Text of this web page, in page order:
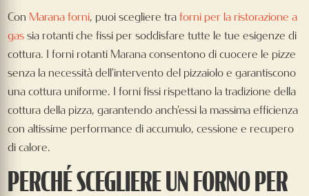
Con Marana forni, puoi scegliere traforni per la ristorazione a
gassia rotanti che fissi per soddisfare tutte le tue esigenze di
cottura. I forni rotanti Marana consentono di cuocere le pizze
senza la necessità dell'intervento del pizzaiolo e garantiscono
una cottura uniforme. I forni fissi rispettano la tradizione della
cottura della pizza, garantendo anch'essi la massima efficienza
con altissime performance di accumulo, cessione e recupero
di calore.
PERCHÉ SCEGLIERE UN FORNO PER